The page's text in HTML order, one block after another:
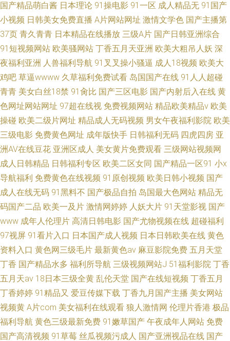
国产精品萌白酱 日本理论 91操电影 91一区 成人精品无 91国产
小视频 日韩美女免费直播 A片网站网址 激情文学色 国产主播第
37页 青久青青 日本精品在线播放 三级A片 国产日韩亚洲综合
91短视频网站 欧美骚网站 丁香五月天亚洲 欧美大粗吊人妖 深
夜福利亚洲 人兽福利导航 91叉叉操小骚逼 成人18视频 欧美大
鸡吧 草逼wwww 久草福利免费试看 岛国国产在线 91人人超碰
青青 美女白丝18禁 91肏比 国产三区电影 国产内射后入在线 黄
色网址网站网址 97超在线视 免费视频网站 精品欧美精品v 欧美
操碰 欧美二级片网址 精品成人无码视频 男女午夜福利影院 欧美
三级电影 免费黄色网址 成年版快手 日韩福利无码 四虎四房 亚
洲AV在线豆花 亚洲区成人 美女黄片免费观看 三级网站视频网
成人日韩精品 日韩福利专区 欧美二区女同 国产精品一区91 小x
导航福利 免费黄色在线视频 91原创视频 欧美日韩小视频 国产
成人在线无码 91黑料不 国产极品自拍 岛国最大色网站 精品无
码国产二品 欧美一及片 激情网婷婷 人妖大片 91天堂影视 国产
www 成年人伦理片 高清日韩电影 国产尤物视频在线 超碰福利
97视屏 91看片入口 日本国产成人视频 日本日韩欧美在线 黄色
资料入口 黄色网三级毛片 最新黄色av 麻豆影院免费 五月天堂
丁香 国产精品水多 福利所导航 三级视频网站J 51福利影院 丁香
五月天av 18日本三级全黄 乱伦天堂 国产在线短视频 丁香五月
丁香婷婷 91精品又 爱豆传媒下载 丁香九月国产主播 美女网站
视频黄 A片com 美女福利在线观看 狼人激情网 伦理片香港 极品
福利导航 黄色三级最新免费 91嫩草国产 午夜成年人网站 免费
国产高清视频 91草莓 丝瓜视频污成人 国产亚洲视品在线 国产